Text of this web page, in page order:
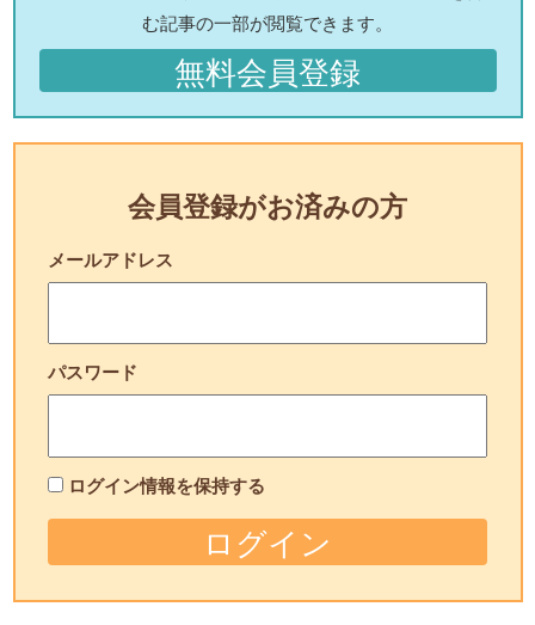
む記事の一部が閲覧できます。
無料会員登録
会員登録がお済みの方
メールアドレス
パスワード
ログイン情報を保持する